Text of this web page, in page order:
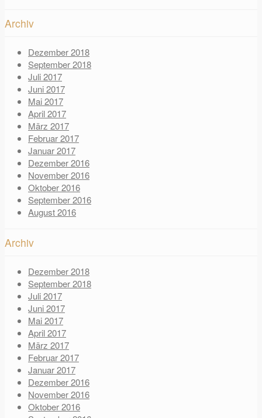
Archiv
Dezember 2018
September 2018
Juli 2017
Juni 2017
Mai 2017
April 2017
März 2017
Februar 2017
Januar 2017
Dezember 2016
November 2016
Oktober 2016
September 2016
August 2016
Archiv
Dezember 2018
September 2018
Juli 2017
Juni 2017
Mai 2017
April 2017
März 2017
Februar 2017
Januar 2017
Dezember 2016
November 2016
Oktober 2016